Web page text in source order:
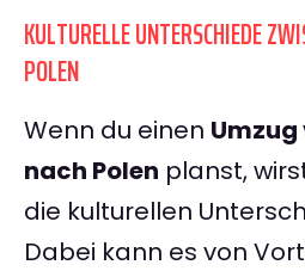
KULTURELLE UNTERSCHIEDE
POLEN
Wenn du einen Umzug
nach Polen planst,
die kulturellen
Dabei kann es von